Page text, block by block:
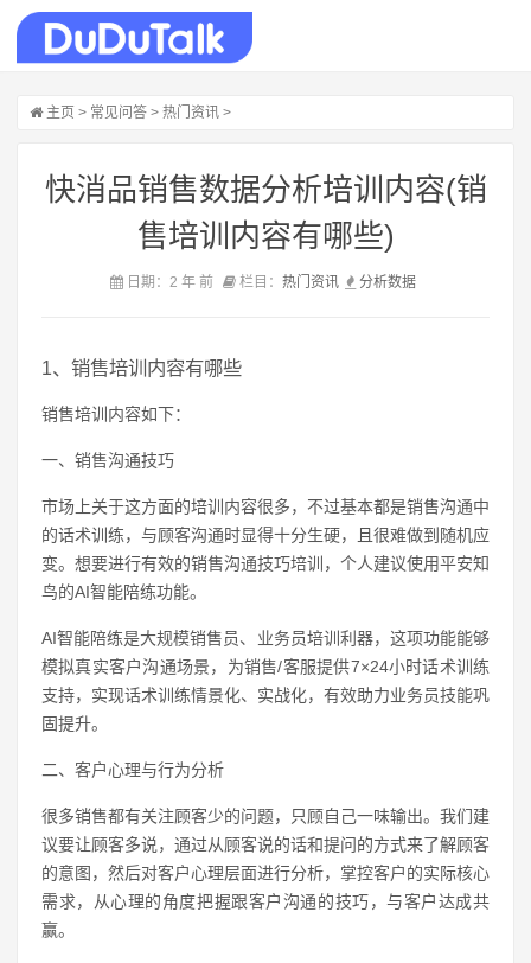
主页 > 常见问答 > 热门资讯 >
快消品销售数据分析培训内容(销
售培训内容有哪些)
日期：2 年 前 栏目： 热门资讯 分析数据
1、销售培训内容有哪些
销售培训内容如下：
一、销售沟通技巧
市场上关于这方面的培训内容很多，不过基本都是销售沟通中
的话术训练，与顾客沟通时显得十分生硬，且很难做到随机应
变。想要进行有效的销售沟通技巧培训，个人建议使用平安知
鸟的AI智能陪练功能。
AI智能陪练是大规模销售员、业务员培训利器，这项功能能够
模拟真实客户沟通场景，为销售/客服提供7×24小时话术训练
支持，实现话术训练情景化、实战化，有效助力业务员技能巩
固提升。
二、客户心理与行为分析
很多销售都有关注顾客少的问题，只顾自己一味输出。我们建
议要让顾客多说，通过从顾客说的话和提问的方式来了解顾客
的意图，然后对客户心理层面进行分析，掌控客户的实际核心
需求，从心理的角度把握跟客户沟通的技巧，与客户达成共
赢。